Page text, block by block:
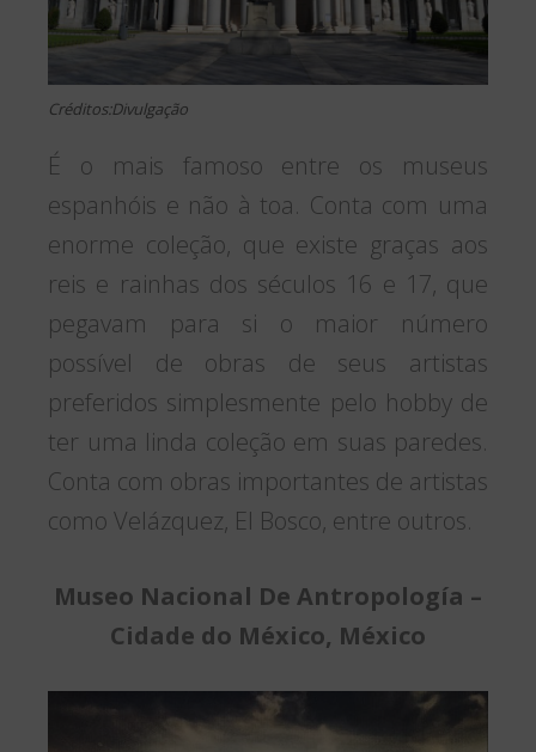
Créditos:Divulgação
É o mais famoso entre os museus
espanhóis e não à toa. Conta com uma
enorme coleção, que existe graças aos
reis e rainhas dos séculos 16 e 17, que
pegavam para si o maior número
possível de obras de seus artistas
preferidos simplesmente pelo hobby de
ter uma linda coleção em suas paredes.
Conta com obras importantes de artistas
como Velázquez, El Bosco, entre outros.
Museo Nacional De Antropología –
Cidade do México, México